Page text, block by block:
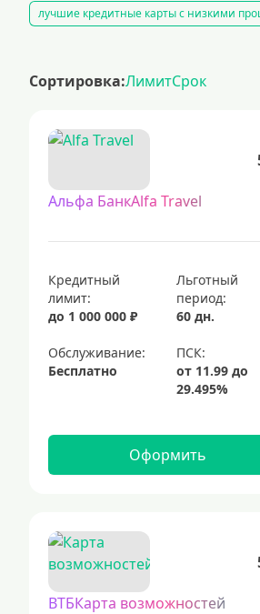
лучшие кредитные карты с низкими
кредитные карты с льготным периодом
кредитные карты для людей с
кредитные карты, доступные для
кредитные карты с доставкой на дом:
кредитные карты: выберите подходящий
Сортировка:ЛимитСрок
Альфа БанкAlfa Travel
Кредитный
лимит:
до 1 000 000 ₽
Льготный
период:
60 дн.
Обслуживание:
Бесплатно
Оформить
ВТБКарта возможностей